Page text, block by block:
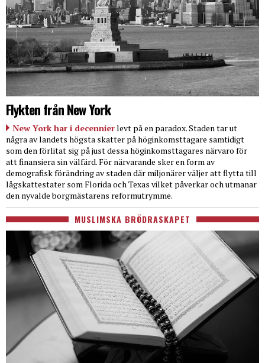
Flykten från New York
New York har i decennierlevt på en paradox. Staden tar ut
några av landets högsta skatter på höginkomsttagare samtidigt
som den förlitat sig på just dessa höginkomsttagares närvaro för
att finansiera sin välfärd. För närvarande sker en form av
demografisk förändring av staden där miljonärer väljer att flytta till
lågskattestater som Florida och Texas vilket påverkar och utmanar
den nyvalde borgmästarens reformutrymme.
MUSLIMSKA BRÖDRASKAPET